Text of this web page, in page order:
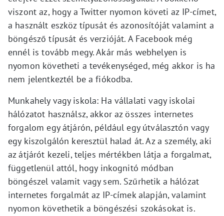
viszont az, hogy a Twitter nyomon követi az IP-címet,
a használt eszköz típusát és azonosítóját valamint a
böngésző típusát és verzióját. A Facebook még
ennél is tovább megy. Akár más webhelyen is
nyomon követheti a tevékenységed, még akkor is ha
nem jelentkeztél be a fiókodba.
Munkahely vagy iskola: Ha vállalati vagy iskolai
hálózatot használsz, akkor az összes internetes
forgalom egy átjárón, például egy útválasztón vagy
egy kiszolgálón keresztül halad át. Az a személy, aki
az átjárót kezeli, teljes mértékben látja a forgalmat,
függetlenül attól, hogy inkognitó módban
böngészel valamit vagy sem. Szűrhetik a hálózat
internetes forgalmát az IP-címek alapján, valamint
nyomon követhetik a böngészési szokásokat is.